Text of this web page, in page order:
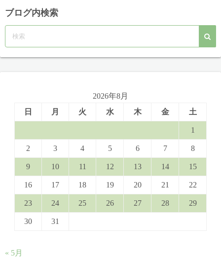
ブログ内検索
2026年8月
日
月 火 水 木 金 土
1
2 3 4 5 6 7 8
9 10 11 12 13 14 15
16 17 18 19 20 21 22
23 24 25 26 27 28 29
30 31
« 5月